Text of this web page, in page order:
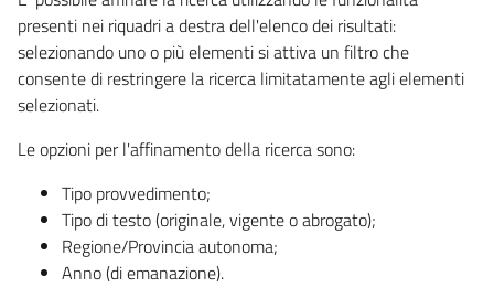
presenti nei riquadri a destra dell'elenco dei risultati:
selezionando uno o più elementi si attiva un filtro che
consente di restringere la ricerca limitatamente agli elementi
selezionati.
Le opzioni per l'affinamento della ricerca sono:
Tipo provvedimento;
Tipo di testo (originale, vigente o abrogato);
Regione/Provincia autonoma;
Anno (di emanazione).